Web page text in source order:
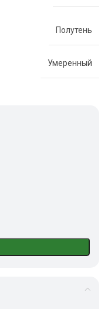
Полутень
Умеренный